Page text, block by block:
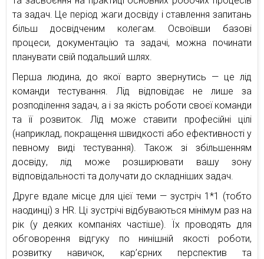
та задач. Це період жаги досвіду і ставлення запитань
більш досвідченим колегам. Освоївши базові
процеси, документацію та задачі, можна починати
планувати свій подальший шлях.
Перша людина, до якої варто звернутись — це лід
команди тестування. Лід відповідає не лише за
розподілення задач, а і за якість роботи своєї команди
та її розвиток. Лід може ставити професійні цілі
(наприклад, покращення швидкості або ефективності у
певному виді тестування). Також зі збільшенням
досвіду, лід може розширювати вашу зону
відповідальності та долучати до складніших задач.
Друге вдале місце для цієї теми — зустріч 1*1 (тобто
наодинці) з HR. Ці зустрічі відбуваються мінімум раз на
рік (у деяких компаніях частіше). Їх проводять для
обговорення відгуку по нинішній якості роботи,
розвитку навичок, кар’єрних перспектив та